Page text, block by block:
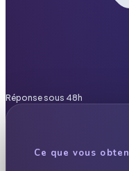
Réponse sous 48h
Ce que vous